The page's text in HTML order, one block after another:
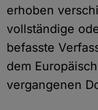
erhoben
vollständige
befasste
dem
vergangenen